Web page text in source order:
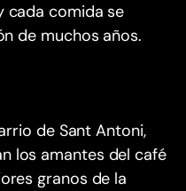
cada comida se
de muchos años.
de Sant Antoni,
los amantes del café
granos de la